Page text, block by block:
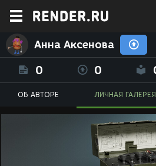
Анна Аксенова
0 0
ОБ АВТОРЕ ЛИЧНАЯ ГАЛЕРЕЯ